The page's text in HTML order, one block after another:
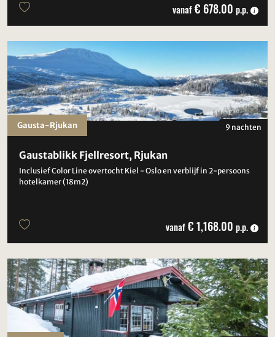
vanaf€ 678.00 p.p.
Gaustablikk Fjellresort, Rjukan
Inclusief Color Line overtocht Kiel - Oslo en verblijf in 2-persoons
hotelkamer (18m2)
9 nachten
vanaf€ 1,168.00 p.p.
Gausta-Rjukan